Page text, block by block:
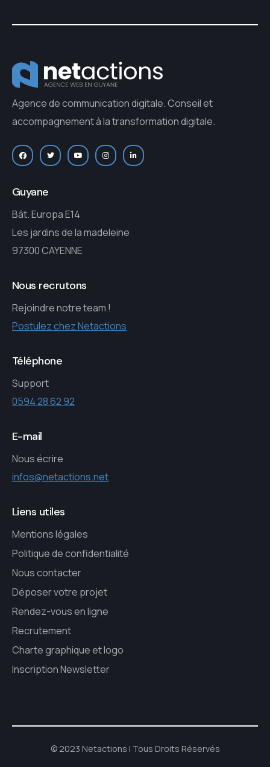
Agence de communication digitale. Conseil et
accompagnement à la transformation digitale.
Guyane
Bât. Europa E14
Les jardins de la madeleine
97300 CAYENNE
Nous recrutons
Rejoindre notre team !
Postulez chez Netactions
Téléphone
Support
0594 28 62 92
E-mail
Nous écrire
infos@netactions.net
Liens utiles
Mentions légales
Politique de confidentialité
Nous contacter
Déposer votre projet
Rendez-vous en ligne
Recrutement
Charte graphique et logo
Inscription Newsletter
© 2023 Netactions | Tous Droits Réservés